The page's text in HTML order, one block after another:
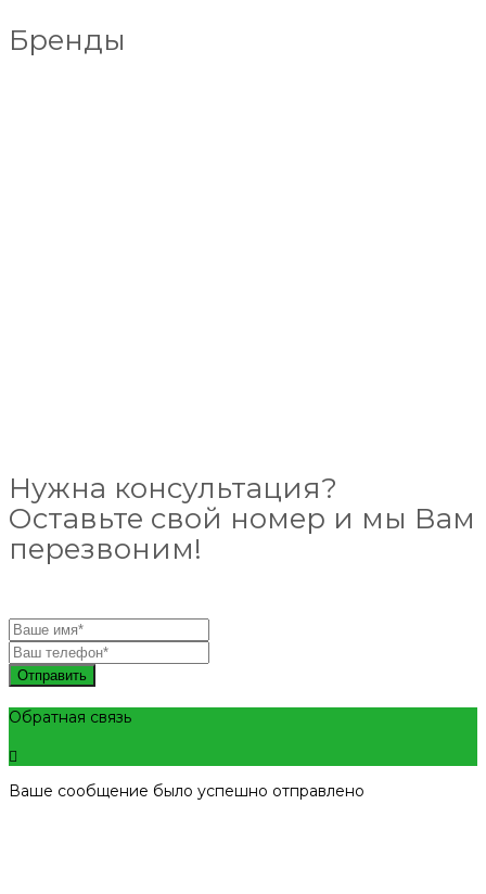
Бренды
Нужна консультация?
Оставьте свой номер и мы Вам
перезвоним!
Отправить
Обратная связь
Ваше сообщение было успешно отправлено